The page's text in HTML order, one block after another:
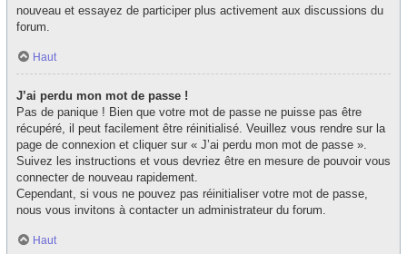
nouveau et essayez de participer plus activement aux discussions du
forum.
Haut
J’ai perdu mon mot de passe !
Pas de panique ! Bien que votre mot de passe ne puisse pas être
récupéré, il peut facilement être réinitialisé. Veuillez vous rendre sur la
page de connexion et cliquer sur « J’ai perdu mon mot de passe ».
Suivez les instructions et vous devriez être en mesure de pouvoir vous
connecter de nouveau rapidement.
Cependant, si vous ne pouvez pas réinitialiser votre mot de passe,
nous vous invitons à contacter un administrateur du forum.
Haut